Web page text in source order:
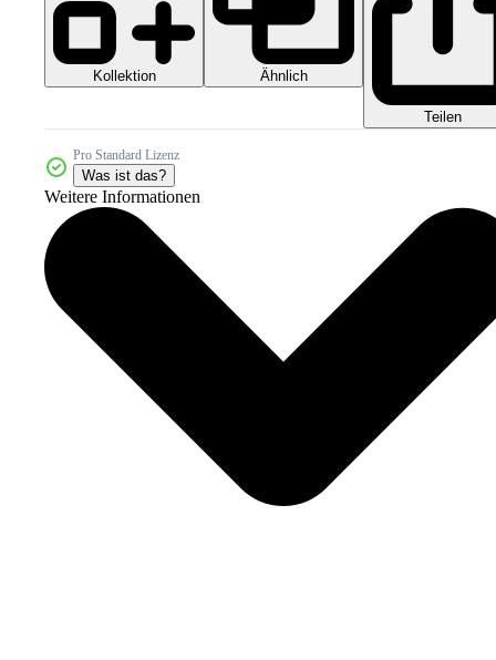
Kollektion Ähnlich
Teilen
Pro Standard Lizenz
Was ist das?
Weitere Informationen